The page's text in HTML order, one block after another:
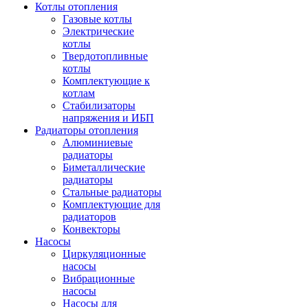
Котлы отопления
Газовые котлы
Электрические
котлы
Твердотопливные
котлы
Комплектующие к
котлам
Стабилизаторы
напряжения и ИБП
Радиаторы отопления
Алюминиевые
радиаторы
Биметаллические
радиаторы
Стальные радиаторы
Комплектующие для
радиаторов
Конвекторы
Насосы
Циркуляционные
насосы
Вибрационные
насосы
Насосы для